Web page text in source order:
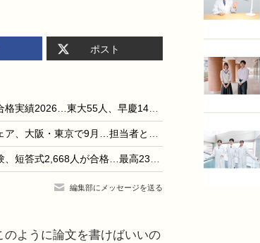
ポスト
行知学園の大学合格実績2026…東大55人、早慶149人
海外大学進学フェア、大阪・東京で9月…担当者と個別相談
司法試験予備試験、短答式2,668人が合格…最高239点
編集部にメッセージを送る
ように論文を書けばいいの